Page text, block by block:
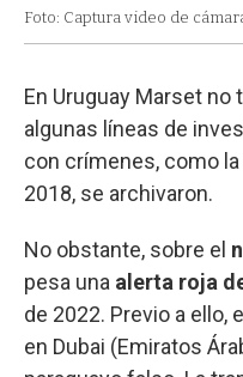
Foto: Captura video de
En Uruguay Marset
algunas líneas de
con crímenes, como
2018, se archivaron.
No obstante, sobre el
pesa una alerta roja
de 2022. Previo a ello,
en Dubai (Emiratos